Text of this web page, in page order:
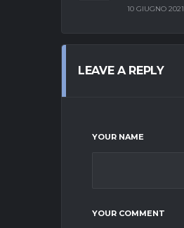
10 GIUGNO 2021
LEAVE A REPLY
YOUR NAME
YOUR COMMENT